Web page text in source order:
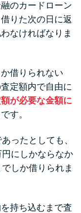
のカードローン
りた次の日に返
なければなりま
借りられない
定額内で自由に
が必要な金額に
す。
ったとしても、
にしかならなか
しか借りられま
持ち込むまで査